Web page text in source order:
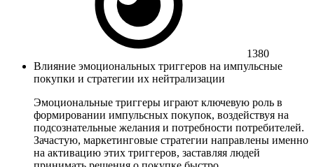
1380
Влияние эмоциональных триггеров на импульсные
покупки и стратегии их нейтрализации
Эмоциональные триггеры играют ключевую роль в
формировании импульсных покупок, воздействуя на
подсознательные желания и потребности потребителей.
Зачастую, маркетинговые стратегии направлены именно
на активацию этих триггеров, заставляя людей